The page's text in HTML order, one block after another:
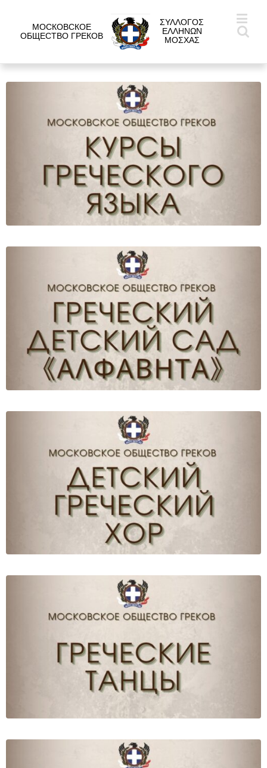
МОСКОВСКОЕ
ОБЩЕСТВО ГРЕКОВ
ΣΥΛΛΟΓΟΣ
ΕΛΛΗΝΩΝ
ΜΟΣΧΑΣ